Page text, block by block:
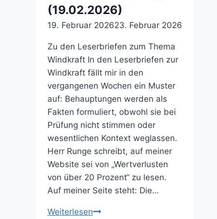
(19.02.2026)
19. Februar 202623. Februar 2026
Zu den Leserbriefen zum Thema
Windkraft In den Leserbriefen zur
Windkraft fällt mir in den
vergangenen Wochen ein Muster
auf: Behauptungen werden als
Fakten formuliert, obwohl sie bei
Prüfung nicht stimmen oder
wesentlichen Kontext weglassen.
Herr Runge schreibt, auf meiner
Website sei von „Wertverlusten
von über 20 Prozent“ zu lesen.
Auf meiner Seite steht: Die…
WeiterlesenMeinung